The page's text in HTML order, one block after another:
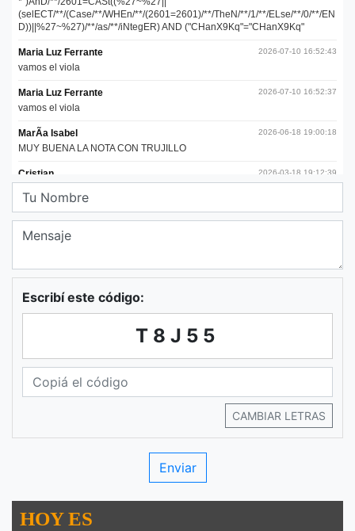
Escribí este código:
T8J55
CAMBIAR LETRAS
HOY ES